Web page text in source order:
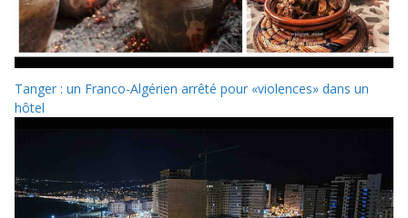
Tanger : un Franco-Algérien arrêté pour «violences» dans un
hôtel